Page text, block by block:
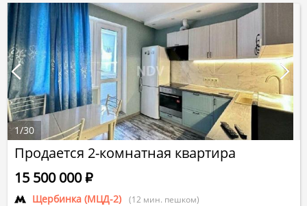
Продается 2-комнатная квартира
Щербинка (МЦД-2) (12 мин. пешком)
15 500 000Р
1/30